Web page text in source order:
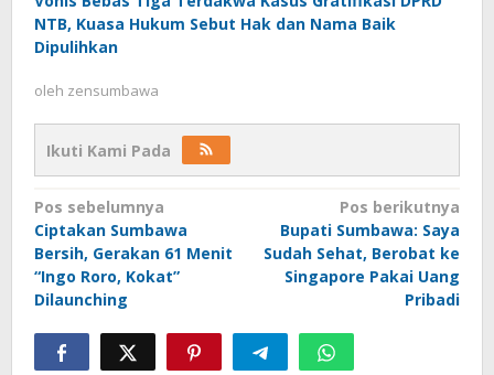
NTB, Kuasa Hukum Sebut Hak dan Nama Baik
Dipulihkan
oleh zensumbawa
Ikuti Kami Pada
Navigasi
pos
Pos sebelumnya
Ciptakan Sumbawa
Bersih, Gerakan 61 Menit
“Ingo Roro, Kokat”
Dilaunching
Pos berikutnya
Bupati Sumbawa: Saya
Sudah Sehat, Berobat ke
Singapore Pakai Uang
Pribadi